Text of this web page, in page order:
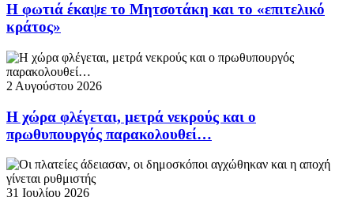
Η φωτιά έκαψε το Μητσοτάκη και το «επιτελικό
κράτος»
2 Αυγούστου 2026
Η χώρα φλέγεται, μετρά νεκρούς και ο
πρωθυπουργός παρακολουθεί…
31 Ιουλίου 2026